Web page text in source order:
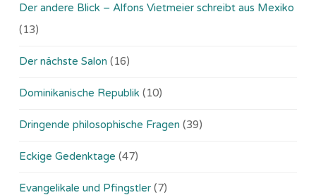
Der andere Blick – Alfons Vietmeier schreibt aus Mexiko
(13)
Der nächste Salon (16)
Dominikanische Republik (10)
Dringende philosophische Fragen (39)
Eckige Gedenktage (47)
Evangelikale und Pfingstler (7)